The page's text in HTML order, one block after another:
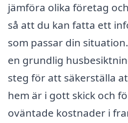
jämföra olika företag
så att du kan fatta ett
som passar din
en grundlig
steg för att säkerställa
hem är i gott skick och
oväntade kostnader i